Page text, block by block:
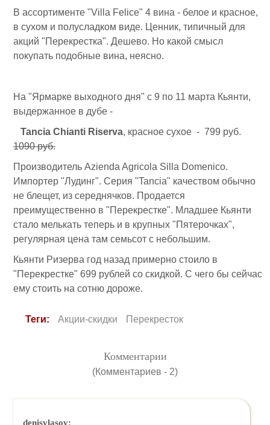
В ассортименте "Villa Felice" 4 вина - белое и красное,
в сухом и полусладком виде. Ценник, типичный для
акций "Перекрестка". Дешево. Но какой смысл
покупать подобные вина, неясно.
На "Ярмарке выходного дня" с 9 по 11 марта Кьянти,
выдержанное в дубе -
Tancia Chianti Riserva, красное сухое - 799 руб.
1090 руб.
Производитель Azienda Agricola Silla Domenico.
Импортер "Лудинг". Серия "Tancia" качеством обычно
не блещет, из середнячков. Продается
преимущественно в "Перекрестке". Младшее Кьянти
стало мелькать теперь и в крупных "Пятерочках",
регулярная цена там семьсот с небольшим.
Кьянти Ризерва год назад примерно стоило в
"Перекрестке" 699 рублей со скидкой. С чего бы сейчас
ему стоить на сотню дороже.
Теги: Акции-скидки Перекресток
Комментарии
(Комментариев - 2)
denisvlasov: